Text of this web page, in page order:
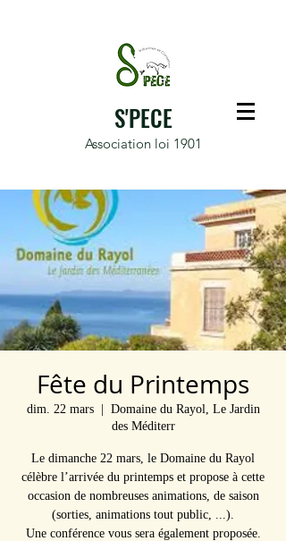
Association loi 1901
S'PECE
Fête du Printemps
dim. 22 mars
  |
Domaine du Rayol, Le Jardin
des Méditerr
Le dimanche 22 mars, le Domaine du Rayol
célèbre l’arrivée du printemps et propose à cette
occasion de nombreuses animations, de saison
(sorties, animations tout public, ...).
Une conférence vous sera également proposée.